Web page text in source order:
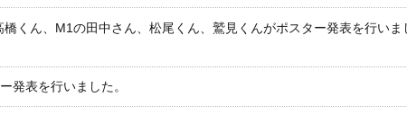
くん、M1の田中さん、松尾くん、鷲見くんがポスター発表を行いま
発表を行いました。